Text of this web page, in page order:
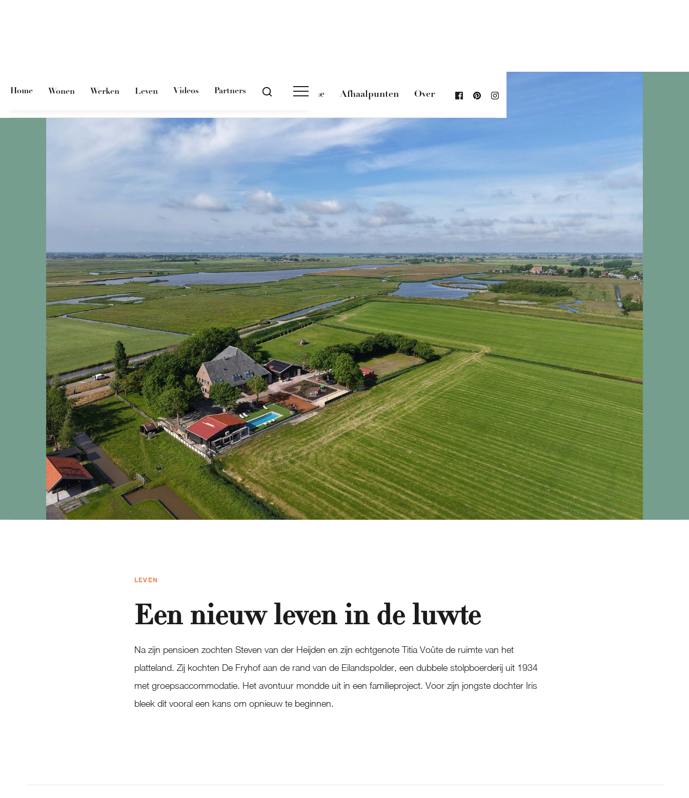
Magazine Afhaalpunten Over
Home Wonen Werken Leven Videos Partners
LEVEN
Een nieuw leven in de luwte
Na zijn pensioen zochten Steven van der Heijden en zijn echtgenote Titia Voûte de ruimte van het
platteland. Zij kochten De Fryhof aan de rand van de Eilandspolder, een dubbele stolpboerderij uit 1934
met groepsaccommodatie. Het avontuur mondde uit in een familieproject. Voor zijn jongste dochter Iris
bleek dit vooral een kans om opnieuw te beginnen.